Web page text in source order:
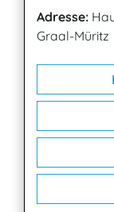
Adresse:
Graal-Müritz